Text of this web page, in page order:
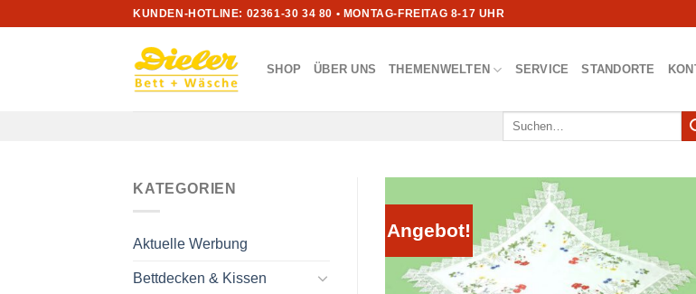
KUNDEN-HOTLINE: 02361-30 34 80 • MONTAG-FREITAG 8-17 UHR
SHOP ÜBER UNS THEMENWELTEN SERVICE STANDORTE
Suchen
KATEGORIEN
Aktuelle Werbung
Bettdecken & Kissen
Angebot!